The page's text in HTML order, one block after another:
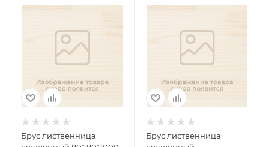
Брус лиственница
Брус лиственница